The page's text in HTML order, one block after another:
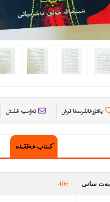
ياقتۇرغانلىرىمغا قوش تەۋسىيە قىلىش
كىتاب ھەققىدە
بەت سانى 406